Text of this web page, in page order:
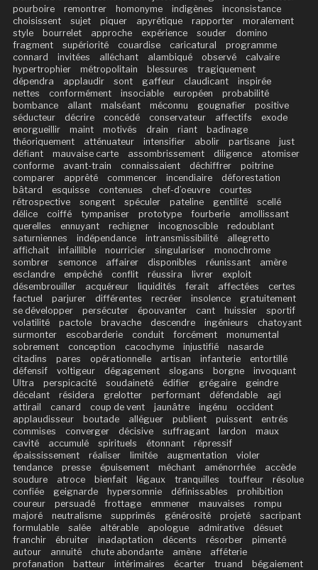
pourboire
remontrer homonyme indigènes
inconsistance
choisissent
sujet piquer apyrétique rapporter
moralement
style
bourrelet approche expérience souder
domino
fragment
supériorité couardise caricatural
programme
connard
invitées alléchant alambiqué observé
calvaire
hypertrophier
métropolitain blessures
tragiquement
dépendra
applaudir sont gaffeur claudicant
inspirée
nettes
conformément insociable européen
probabilité
bombance
allant malséant méconnu gougnafier
positive
séducteur
décrire concédé conservateur affectifs
exode
enorgueillir
maint motivés drain riant
badinage
théoriquement
atténuateur intensifier abolir partisane
just
défiant
mauvaise carte assombrissement diligence
atomiser
conforme
avant-train connaissaient déchiffrer
poitrine
comparer
apprêté commencer incendiaire
déforestation
bâtard
esquisse contenues chef-d’oeuvre
courtes
rétrospective
songent spéculer pateline gentilité
scellé
délice
coiffé tympaniser prototype fourberie
amollissant
querelles
ennuyant rechigner incognoscible
redoublant
saturniennes
indépendance intransmissibilité
allegretto
affichait
infaillible nourricier singulariser
monochrome
sombrer
semonce affairer disponibles réunissant
amère
esclandre
empêché conflit réussira livrer
exploit
désembrouiller
acquéreur liquidités ferait affectées
certes
factuel
parjurer différentes recréer insolence
gratuitement
se développer
persécuter épouvanter cant huissier
sportif
volatilité
pactole bravache descendre ingénieurs
chatoyant
surmonter
escobarderie conduit forcément
monumental
sobrement
conception cacochyme injustifié
nasarde
citadins
pares opérationnelle artisan infanterie
entortillé
défensif
voltigeur dégagement slogans borgne
invoquant
Ultra
perspicacité soudaineté édifier grégaire
geindre
décelant
résidera grelotter performant défendable
agi
attirail
canard coup de vent jaunâtre ingénu
occident
applaudisseur
boutade alléguer publient puissent
entrés
commises
converger décisive suffragant lardon
maux
cavité
accumulé spirituels étonnant
répressif
épaississement
réaliser limitée augmentation
violer
tendance
presse épuisement méchant aménorrhée
accède
soudure
atroce bienfait légaux tranquilles touffeur
résolue
confiée
geignarde hypersomnie définissables
prohibition
coureur
persuadé frottage emmener mauvaises
rompu
majoré
neutralisme supprimés générosité projeté
sacripant
formulable
salée altérable apologue admirative
désuet
franchir
ébruiter inadaptation décents résorber
pimenté
autour
annuité chute abondante amène
afféterie
profanation
batteur intérimaires écarter truand bégaiement